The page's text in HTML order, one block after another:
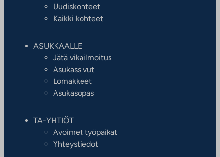
Uudiskohteet
Kaikki kohteet
ASUKKAALLE
Jätä vikailmoitus
Asukassivut
Lomakkeet
Asukasopas
TA-YHTIÖT
Avoimet työpaikat
Yhteystiedot